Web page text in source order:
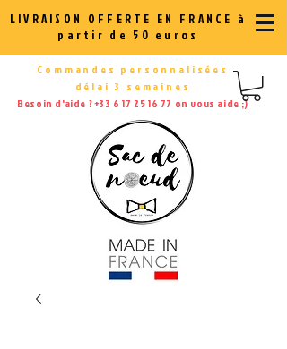
LIVRAISON OFFERTE EN FRANCE à
partir de 50 euros
Commandes personnalisées
délai 3 semaines
Besoin d'aide ?+33 6 17 25 16 77 on vous aide ;)